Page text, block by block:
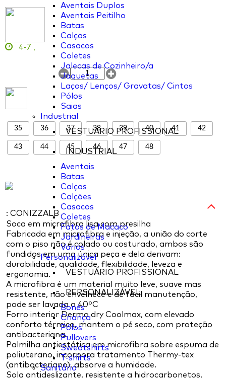
Aventais Duplos
Aventais Peitilho
Batas
Calças
Casacos
Coletes
Jalecas de Cozinheiro/a
Jaquetas
Laços/ Lenços/ Gravatas/ Cintos
Pólos
Saias
Industrial
VESTUÁRIO PROFISSIONAL
INDUSTRIAL
Aventais
Batas
Calças
Calções
Casacos
Coletes
Fatos de Macaco
Jardineiras
Varios
Personalizável
VESTUÁRIO PROFISSIONAL
PERSONALIZÁVEL
Bonés
Criança
Pólos
Pullovers
Sweatshirts
T-shirts
Sanitário
4-7 ,
35 36 37 38 39 40 41 42
43 44 45 46 47 48
: CONIZZALB
Soca em microfibra lisa com presilha
Fabricada em microfibra e injeção, a união do corte
com o piso não é colado ou costurado, ambos são
fundidos em uma única peça e dela derivam:
durabilidade, qualidade, flexibilidade, leveza e
ergonomia.
A microfibra é um material muito leve, suave mas
resistente, não envelhece e de fácil manutenção,
pode ser lavada a 40ºC
Forro interior Dermo dry Coolmax, com elevado
conforto térmico, mantem o pé seco, com proteção
antibacteriana.
Palmilha antiestática em microfibra sobre espuma de
poliuterano, incorpora tratamento Thermy-tex
(antibacteriano), absorve a humidade.
Sola antideslizante, resistente a hidrocarbonetos,